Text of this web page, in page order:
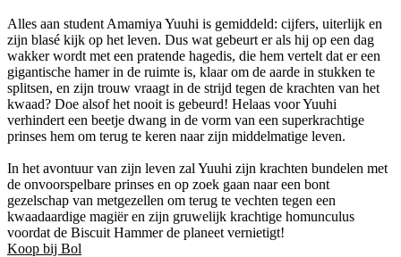
Alles aan student Amamiya Yuuhi is gemiddeld: cijfers, uiterlijk en
zijn blasé kijk op het leven. Dus wat gebeurt er als hij op een dag
wakker wordt met een pratende hagedis, die hem vertelt dat er een
gigantische hamer in de ruimte is, klaar om de aarde in stukken te
splitsen, en zijn trouw vraagt in de strijd tegen de krachten van het
kwaad? Doe alsof het nooit is gebeurd! Helaas voor Yuuhi
verhindert een beetje dwang in de vorm van een superkrachtige
prinses hem om terug te keren naar zijn middelmatige leven.
In het avontuur van zijn leven zal Yuuhi zijn krachten bundelen met
de onvoorspelbare prinses en op zoek gaan naar een bont
gezelschap van metgezellen om terug te vechten tegen een
kwaadaardige magiër en zijn gruwelijk krachtige homunculus
voordat de Biscuit Hammer de planeet vernietigt!
Koop bij Bol